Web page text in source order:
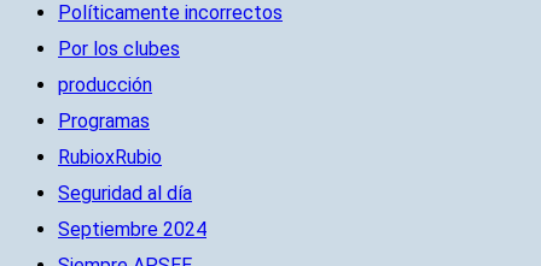
Políticamente incorrectos
Por los clubes
producción
Programas
RubioxRubio
Seguridad al día
Septiembre 2024